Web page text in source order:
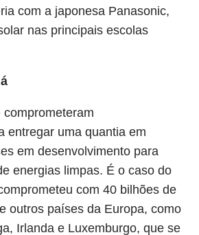
com a japonesa Panasonic,
nas principais escolas
entregar uma quantia em
em desenvolvimento para
energias limpas. É o caso do
com 40 bilhões de
outros países da Europa, como
Irlanda e Luxemburgo, que se